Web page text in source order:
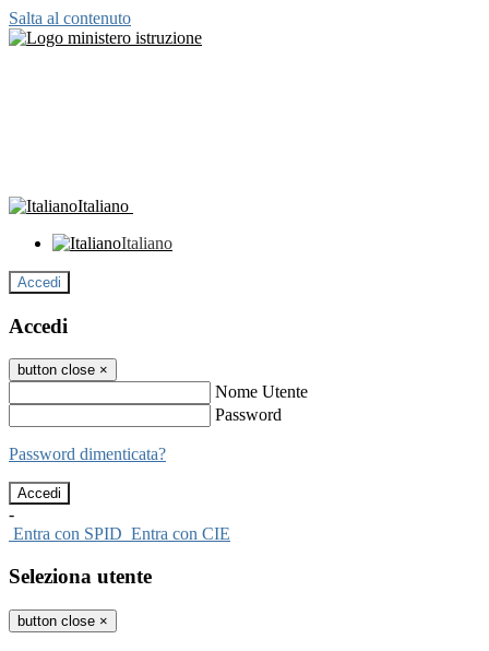
Salta al contenuto
Italiano
Italiano
Accedi
Accedi
button close ×
Nome Utente
Password
Password dimenticata?
-
Entra con SPID Entra con CIE
Seleziona utente
button close ×